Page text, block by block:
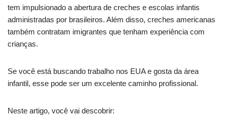
tem impulsionado a abertura de creches e escolas infantis
administradas por brasileiros. Além disso, creches americanas
também contratam imigrantes que tenham experiência com
crianças.
Se você está buscando trabalho nos EUA e gosta da área
infantil, esse pode ser um excelente caminho profissional.
Neste artigo, você vai descobrir: